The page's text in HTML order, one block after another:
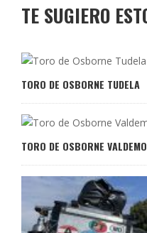
TE SUGIERO
TORO DE OSBORNE TUDELA
TORO DE OSBORNE